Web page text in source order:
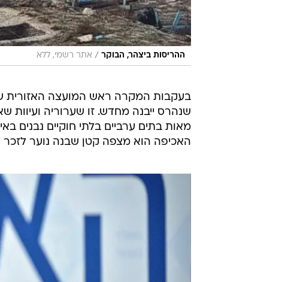
ההריסות ביצהר, הבוקר / אתר רשמי, ללא
בעקבות המקרה ראש המועצה האזורית
שנהרס ייבנה מחדש. זו שערוריה
מאות בתים ערביים בלתי חוקיים
האכיפה הוא מצפה קטן שבנה נוער לזכר